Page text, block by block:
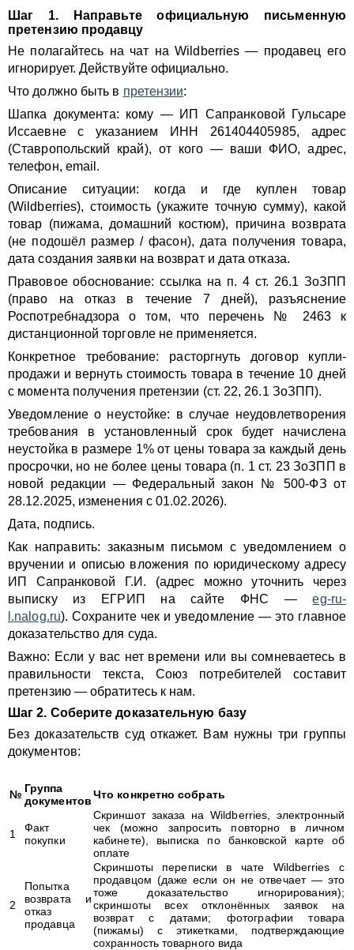
Шаг 1. Направьте официальную письменную
претензию продавцу
Не полагайтесь на чат на Wildberries — продавец его
игнорирует. Действуйте официально.
Что должно быть в претензии:
Шапка документа: кому — ИП Сапранковой Гульсаре
Иссаевне с указанием ИНН 261404405985, адрес
(Ставропольский край), от кого — ваши ФИО, адрес,
телефон, email.
Описание ситуации: когда и где куплен товар
(Wildberries), стоимость (укажите точную сумму), какой
товар (пижама, домашний костюм), причина возврата
(не подошёл размер / фасон), дата получения товара,
дата создания заявки на возврат и дата отказа.
Правовое обоснование: ссылка на п. 4 ст. 26.1 ЗоЗПП
(право на отказ в течение 7 дней), разъяснение
Роспотребнадзора о том, что перечень № 2463 к
дистанционной торговле не применяется.
Конкретное требование: расторгнуть договор купли-
продажи и вернуть стоимость товара в течение 10 дней
с момента получения претензии (ст. 22, 26.1 ЗоЗПП).
Уведомление о неустойке: в случае неудовлетворения
требования в установленный срок будет начислена
неустойка в размере 1% от цены товара за каждый день
просрочки, но не более цены товара (п. 1 ст. 23 ЗоЗПП в
новой редакции — Федеральный закон № 500-ФЗ от
28.12.2025, изменения с 01.02.2026).
Дата, подпись.
Как направить: заказным письмом с уведомлением о
вручении и описью вложения по юридическому адресу
ИП Сапранковой Г.И. (адрес можно уточнить через
выписку из ЕГРИП на сайте ФНС —eg-ru-
l.nalog.ru). Сохраните чек и уведомление — это главное
доказательство для суда.
Важно: Если у вас нет времени или вы сомневаетесь в
правильности текста, Союз потребителей составит
претензию — обратитесь к нам.
Шаг 2. Соберите доказательную базу
Без доказательств суд откажет. Вам нужны три группы
документов:
№ Группа
документовЧто конкретно собрать
1
Факт
покупки
Скриншот заказа на Wildberries, электронный
чек (можно запросить повторно в личном
кабинете), выписка по банковской карте об
оплате
2
Попытка
возврата и
отказ
продавца
Скриншоты переписки в чате Wildberries с
продавцом (даже если он не отвечает — это
тоже доказательство игнорирования);
скриншоты всех отклонённых заявок на
возврат с датами; фотографии товара
(пижамы) с этикетками, подтверждающие
сохранность товарного вида